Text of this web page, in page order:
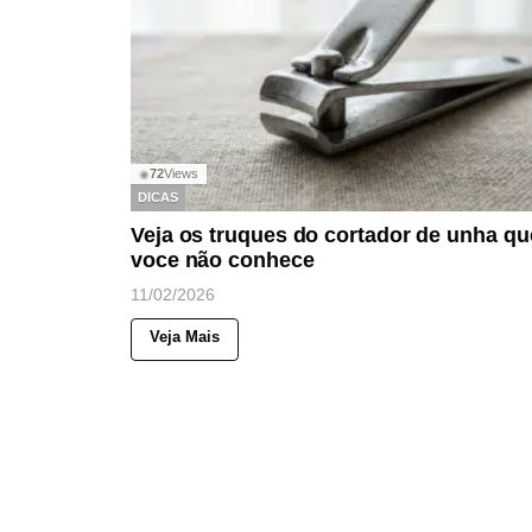
◉72Views
DICAS
Veja os truques do cortador de unha
voce não conhece
11/02/2026
Veja Mais